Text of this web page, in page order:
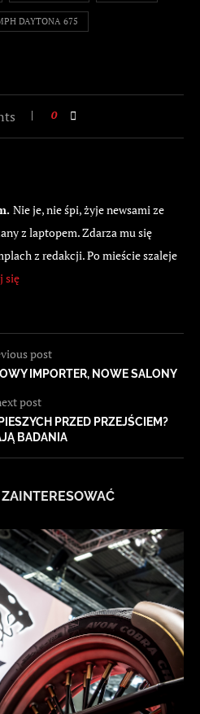
DAYTONA 675
0
Nie je, nie śpi, żyje newsami ze
z laptopem. Zdarza mu się
z redakcji. Po mieście szaleje
się
post
IMPORTER, NOWE SALONY
post
PRZED PRZEJŚCIEM?
BADANIA